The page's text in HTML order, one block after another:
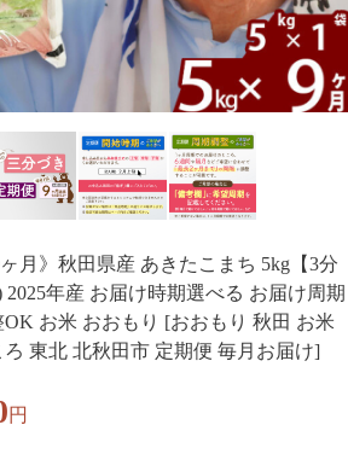
月》秋田県産 あきたこまち 5kg【3分
年産 お届け時期選べる お届け周期
お米 おおもり [おおもり 秋田 お米
東北 北秋田市 定期便 毎月お届け]
円